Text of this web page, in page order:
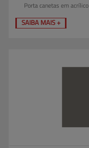
Porta canetas em acrílico
SAIBA MAIS +